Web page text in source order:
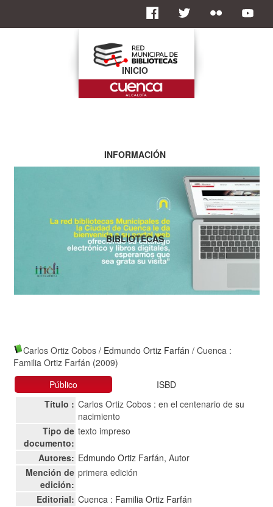
Carlos Ortiz Cobos / Edmundo Ortiz Farfán / Cuenca :
Familia Ortiz Farfán (2009)
Público
ISBD
Título : Carlos Ortiz Cobos : en el centenario de su
nacimiento
Tipo de
documento:
texto impreso
Autores: Edmundo Ortiz Farfán, Autor
Mención de
edición:
primera edición
Editorial: Cuenca : Familia Ortiz Farfán
INICIO
INFORMACIÓN
BIBLIOTECAS